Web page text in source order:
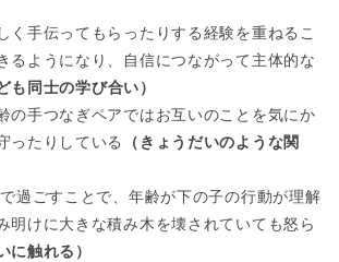
く手伝ってもらったりする経験を重ねるこ
るようになり、自信につながって主体的な
も同士の学び合い）
の手つなぎペアではお互いのことを気にか
ったりしている
（きょうだいのような関
過ごすことで、年齢が下の子の行動が理解
明けに大きな積み木を壊されていても怒ら
に触れる）